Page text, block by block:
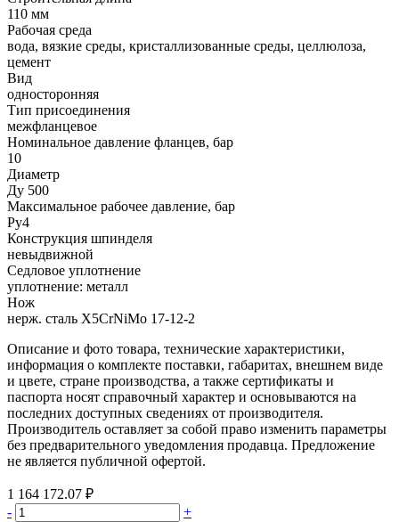
110 мм
Рабочая среда
вода, вязкие среды, кристаллизованные среды, целлюлоза,
цемент
Вид
односторонняя
Тип присоединения
межфланцевое
Номинальное давление фланцев, бар
10
Диаметр
Ду 500
Максимальное рабочее давление, бар
Ру4
Конструкция шпинделя
невыдвижной
Седловое уплотнение
уплотнение: металл
Нож
нерж. сталь X5CrNiMo 17-12-2
Описание и фото товара, технические характеристики,
информация о комплекте поставки, габаритах, внешнем виде
и цвете, стране производства, а также сертификаты и
паспорта носят справочный характер и основываются на
последних доступных сведениях от производителя.
Производитель оставляет за собой право изменить параметры
без предварительного уведомления продавца. Предложение
не является публичной офертой.
1 164 172.07 ₽
-
+